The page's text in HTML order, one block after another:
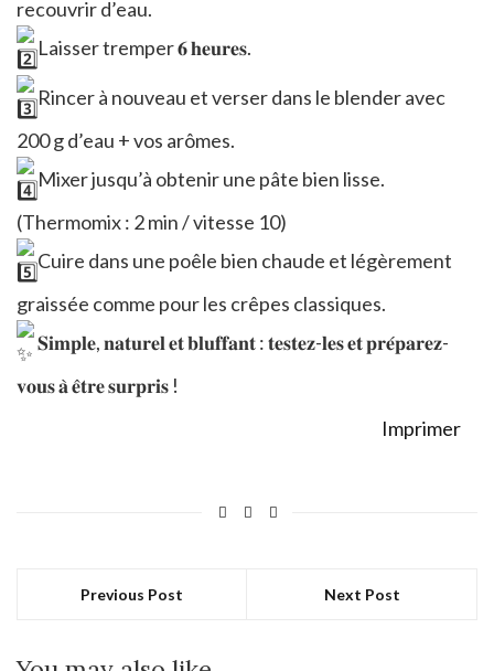
recouvrir d’eau.
Laisser tremper 𝟔 𝐡𝐞𝐮𝐫𝐞𝐬.
Rincer à nouveau et verser dans le blender avec
200 g d’eau + vos arômes.
Mixer jusqu’à obtenir une pâte bien lisse.
(Thermomix : 2 min / vitesse 10)
Cuire dans une poêle bien chaude et légèrement
graissée comme pour les crêpes classiques.
𝐒𝐢𝐦𝐩𝐥𝐞, 𝐧𝐚𝐭𝐮𝐫𝐞𝐥 𝐞𝐭 𝐛𝐥𝐮𝐟𝐟𝐚𝐧𝐭 : 𝐭𝐞𝐬𝐭𝐞𝐳-𝐥𝐞𝐬 𝐞𝐭 𝐩𝐫𝐞́𝐩𝐚𝐫𝐞𝐳-
𝐯𝐨𝐮𝐬 𝐚̀ 𝐞̂𝐭𝐫𝐞 𝐬𝐮𝐫𝐩𝐫𝐢𝐬 !
Imprimer
Previous Post Next Post